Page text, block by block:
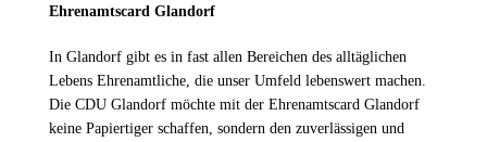
Ehrenamtscard Glandorf
In Glandorf gibt es in fast allen Bereichen des alltäglichen
Lebens Ehrenamtliche, die unser Umfeld lebenswert machen.
Die CDU Glandorf möchte mit der Ehrenamtscard Glandorf
keine Papiertiger schaffen, sondern den zuverlässigen und